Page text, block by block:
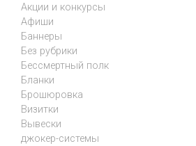
Акции и конкурсы
Афиши
Баннеры
Без рубрики
Бессмертный полк
Бланки
Брошюровка
Визитки
Вывески
джокер-системы